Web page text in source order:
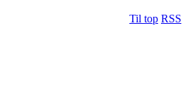
Til top RSS